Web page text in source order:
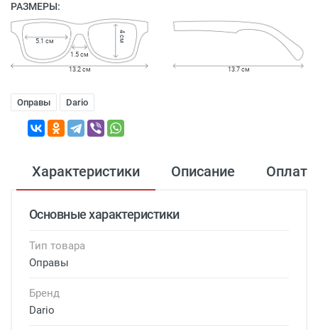
РАЗМЕРЫ:
1.5 см
5.1 см 4 см
13.2 см 13.7 см
Оправы Dario
Характеристики Описание Оплата
Основные характеристики
Тип товара
Оправы
Бренд
Dario